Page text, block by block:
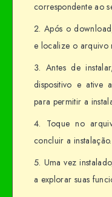
correspondente ao
Após o
e localize o arquivo
Antes de
dispositivo e ative
para permitir a
Toque no
concluir a instalação.
Uma vez
a explorar suas